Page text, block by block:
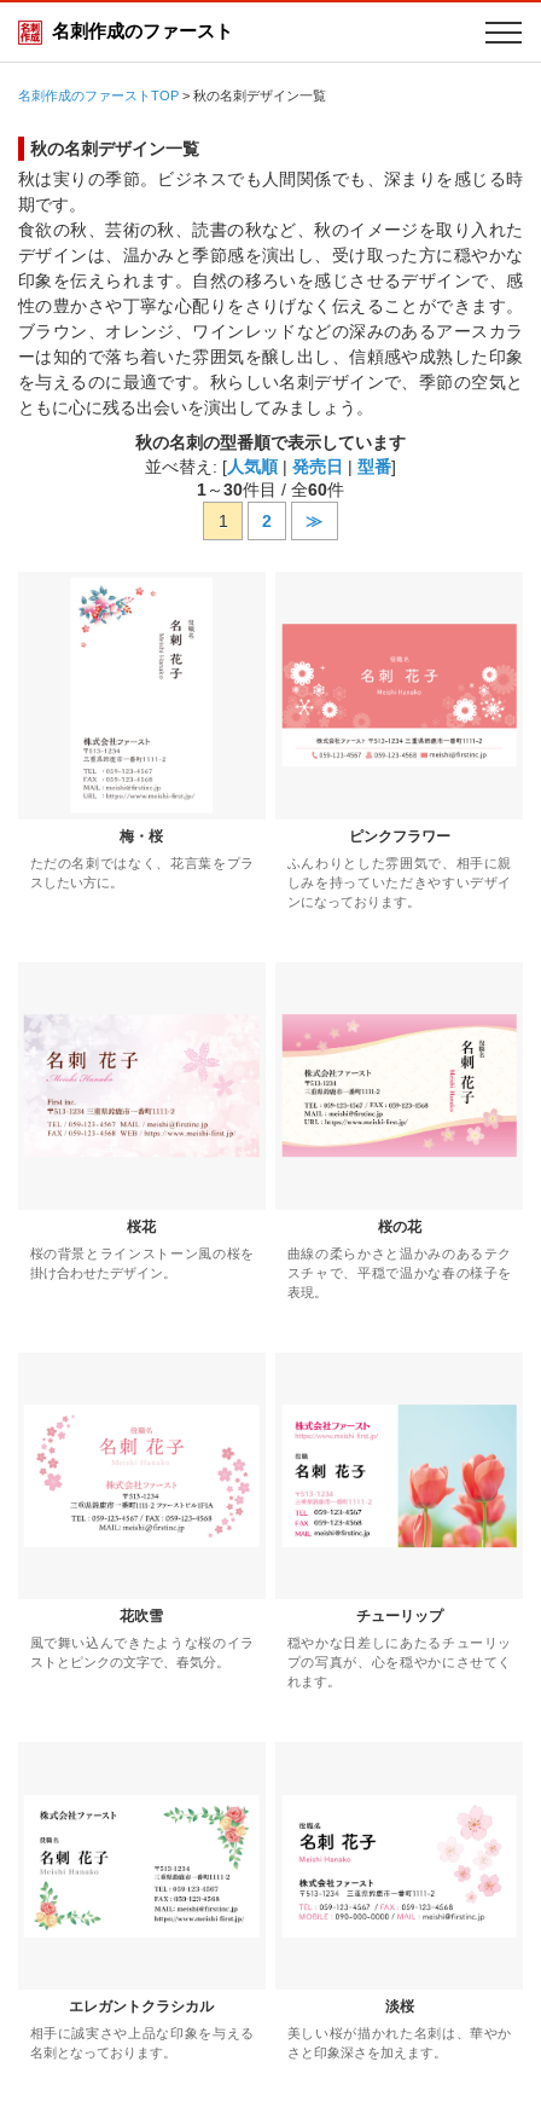
名刺作成のファースト
名刺作成のファーストTOP > 秋の名刺デザイン一覧
秋の名刺デザイン一覧
秋は実りの季節。ビジネスでも人間関係でも、深まりを感じる時
期です。
食欲の秋、芸術の秋、読書の秋など、秋のイメージを取り入れた
デザインは、温かみと季節感を演出し、受け取った方に穏やかな
印象を伝えられます。自然の移ろいを感じさせるデザインで、感
性の豊かさや丁寧な心配りをさりげなく伝えることができます。
ブラウン、オレンジ、ワインレッドなどの深みのあるアースカラ
ーは知的で落ち着いた雰囲気を醸し出し、信頼感や成熟した印象
を与えるのに最適です。秋らしい名刺デザインで、季節の空気と
ともに心に残る出会いを演出してみましょう。
秋の名刺の型番順で表示しています
並べ替え: [人気順| 発売日 | 型番]
1～30件目 / 全60件
1
2 ≫
梅・桜
ただの名刺ではなく、花言葉をプラ
スしたい方に。
ピンクフラワー
ふんわりとした雰囲気で、相手に親
しみを持っていただきやすいデザイ
ンになっております。
桜花
桜の背景とラインストーン風の桜を
掛け合わせたデザイン。
桜の花
曲線の柔らかさと温かみのあるテク
スチャで、平穏で温かな春の様子を
表現。
花吹雪
風で舞い込んできたような桜のイラ
ストとピンクの文字で、春気分。
チューリップ
穏やかな日差しにあたるチューリッ
プの写真が、心を穏やかにさせてく
れます。
エレガントクラシカル
相手に誠実さや上品な印象を与える
名刺となっております。
淡桜
美しい桜が描かれた名刺は、華やか
さと印象深さを加えます。